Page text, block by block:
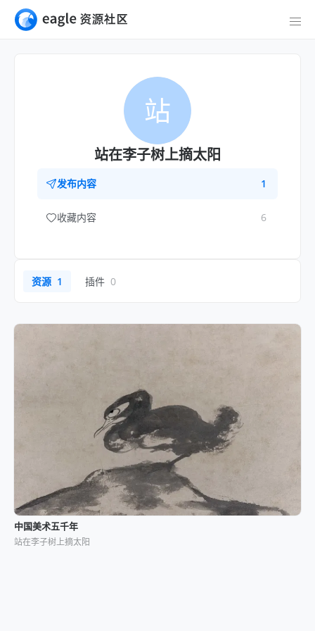
站
站在李子树上摘太阳
发布内容 1
收藏内容 6
资源 1 插件 0
中国美术五千年
站在李子树上摘太阳